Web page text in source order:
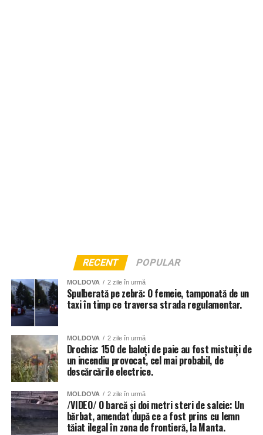
RECENT POPULAR
MOLDOVA 2 zile în urmă
Spulberată pe zebră: O femeie, tamponată de un
taxi în timp ce traversa strada regulamentar.
MOLDOVA 2 zile în urmă
Drochia: 150 de baloți de paie au fost mistuiți de
un incendiu provocat, cel mai probabil, de
descărcările electrice.
MOLDOVA 2 zile în urmă
/VIDEO/ O barcă și doi metri steri de salcie: Un
bărbat, amendat după ce a fost prins cu lemn
tăiat ilegal în zona de frontieră, la Manta.